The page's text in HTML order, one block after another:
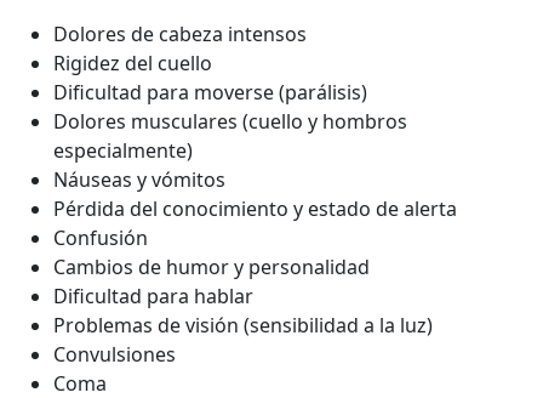
Dolores de cabeza intensos
Rigidez del cuello
Dificultad para moverse (parálisis)
Dolores musculares (cuello y hombros
especialmente)
Náuseas y vómitos
Pérdida del conocimiento y estado de alerta
Confusión
Cambios de humor y personalidad
Dificultad para hablar
Problemas de visión (sensibilidad a la luz)
Convulsiones
Coma